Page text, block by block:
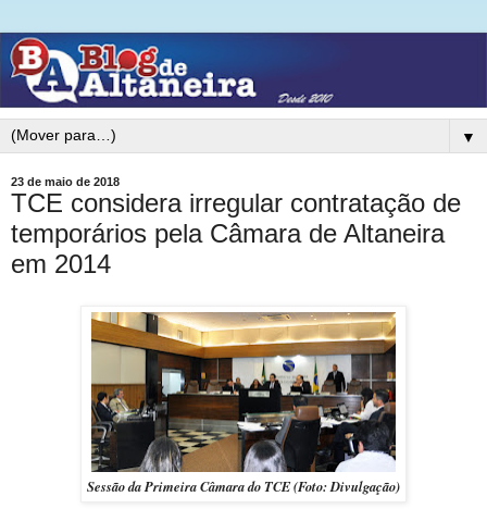
▼
23 de maio de 2018
TCE considera irregular contratação de
temporários pela Câmara de Altaneira
em 2014
Sessão da Primeira Câmara do TCE (Foto: Divulgação)